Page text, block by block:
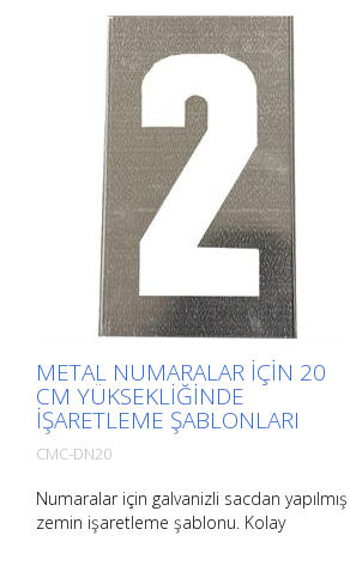
METAL NUMARALAR IÇIN 20
CM YÜKSEKLIĞINDE
IŞARETLEME ŞABLONLARI
CMC-DN20
Numaralar için galvanizli sacdan yapılmış
zemin işaretleme şablonu. Kolay